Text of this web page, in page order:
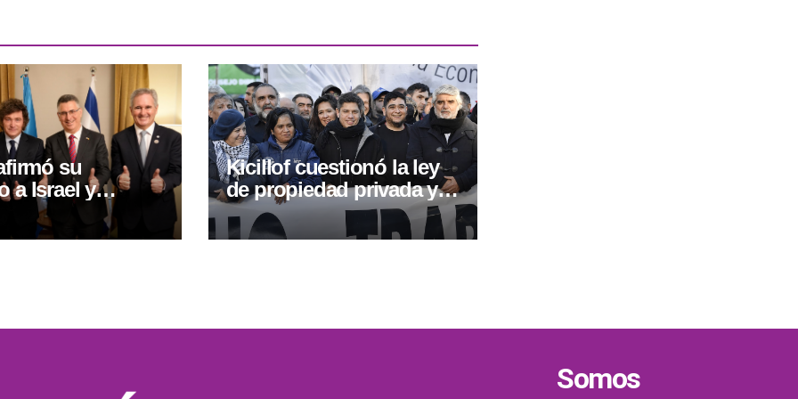
su
a Israel y
los ataques de
un
Kicillof cuestionó la ley
de propiedad privada y
criticó el operativo
policial frente al
Somos